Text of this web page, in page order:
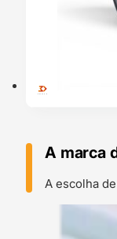
A marca
A escolha